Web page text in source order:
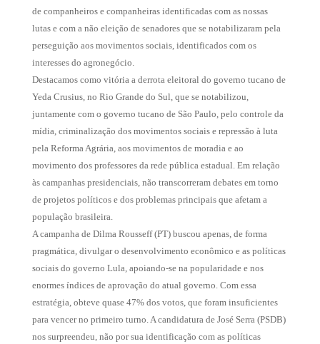
de companheiros e companheiras identificadas com as nossas
lutas e com a não eleição de senadores que se notabilizaram pela
perseguição aos movimentos sociais, identificados com os
interesses do agronegócio.
Destacamos como vitória a derrota eleitoral do governo tucano de
Yeda Crusius, no Rio Grande do Sul, que se notabilizou,
juntamente com o governo tucano de São Paulo, pelo controle da
mídia, criminalização dos movimentos sociais e repressão à luta
pela Reforma Agrária, aos movimentos de moradia e ao
movimento dos professores da rede pública estadual. Em relação
às campanhas presidenciais, não transcorreram debates em torno
de projetos políticos e dos problemas principais que afetam a
população brasileira.
A campanha de Dilma Rousseff (PT) buscou apenas, de forma
pragmática, divulgar o desenvolvimento econômico e as políticas
sociais do governo Lula, apoiando-se na popularidade e nos
enormes índices de aprovação do atual governo. Com essa
estratégia, obteve quase 47% dos votos, que foram insuficientes
para vencer no primeiro turno. A candidatura de José Serra (PSDB)
nos surpreendeu, não por sua identificação com as políticas